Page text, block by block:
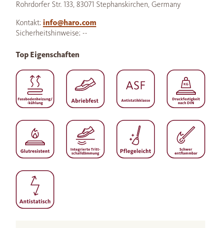
Rohrdorfer Str. 133, 83071 Stephanskirchen, Germany
Kontakt: info@haro.com
Sicherheitshinweise: --
Top Eigenschaften